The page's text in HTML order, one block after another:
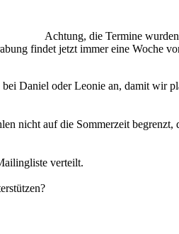
Achtung, die Termine
findet jetzt immer eine Woche
Daniel oder Leonie an, damit wir
nicht auf die Sommerzeit
verteilt.